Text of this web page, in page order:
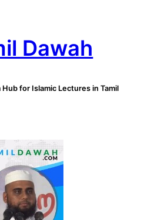
Dawah
Hub for Islamic Lectures in Tamil